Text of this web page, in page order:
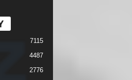
7115
4487
2776